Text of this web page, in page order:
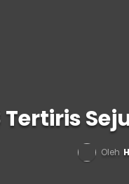
Tertiris
Oleh